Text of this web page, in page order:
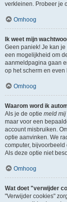
verkleinen. Probeer je
Omhoog
Ik weet mijn
Geen paniek! Je kan
een mogelijkheid om
aanmeldpagina gaan
op het scherm en
Omhoog
Waarom word ik
Als je de optie meld
maar voor een
account misbruiken.
optie aanvinken. We
computer,
Als deze optie niet
Omhoog
Wat doet "verwijder
"Verwijder cookies"